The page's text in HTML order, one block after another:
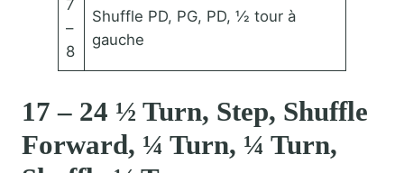
7
–
8
Shuffle PD, PG, PD, ½ tour à
gauche
17 – 24 ½ Turn, Step, Shuffle
Forward, ¼ Turn, ¼ Turn,